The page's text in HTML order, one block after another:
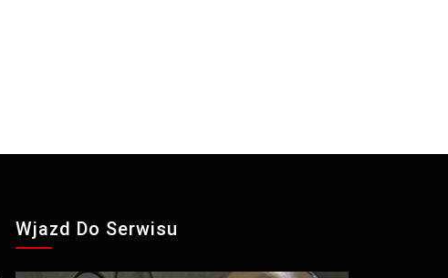
Wjazd Do Serwisu